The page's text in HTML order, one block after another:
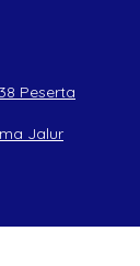
Peserta
Jalur